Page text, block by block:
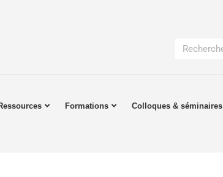
Formations Colloques & séminaires